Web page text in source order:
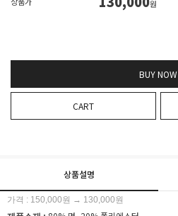
원
BUY NOW
CART
상품설명
가격 : 150,000원 → 130,000원